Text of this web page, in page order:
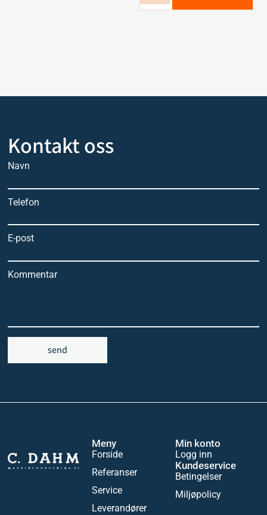
Kontakt oss
Navn
Telefon
E-post
Kommentar
send
Meny
Forside
Referanser
Service
Leverandører
Min konto
Logg inn
Kundeservice
Betingelser
Miljøpolicy